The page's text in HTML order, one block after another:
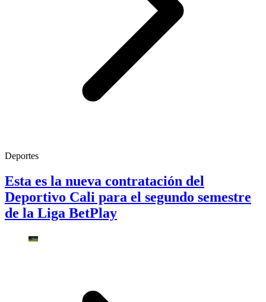
Deportes
Esta es la nueva contratación del
Deportivo Cali para el segundo semestre
de la Liga BetPlay